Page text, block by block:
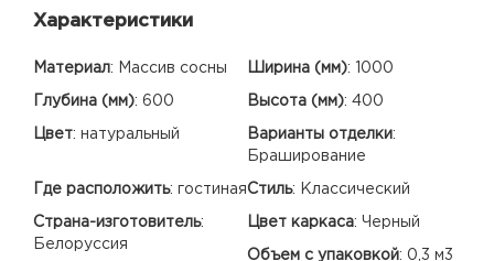
Характеристики
Материал: Массив сосны Ширина (мм): 1000
Глубина (мм): 600 Высота (мм): 400
Цвет: натуральный Варианты отделки:
Браширование
Где расположить: гостинаяСтиль: Классический
Страна-изготовитель:
Белоруссия
Цвет каркаса: Черный
Объем с упаковкой: 0,3 м3